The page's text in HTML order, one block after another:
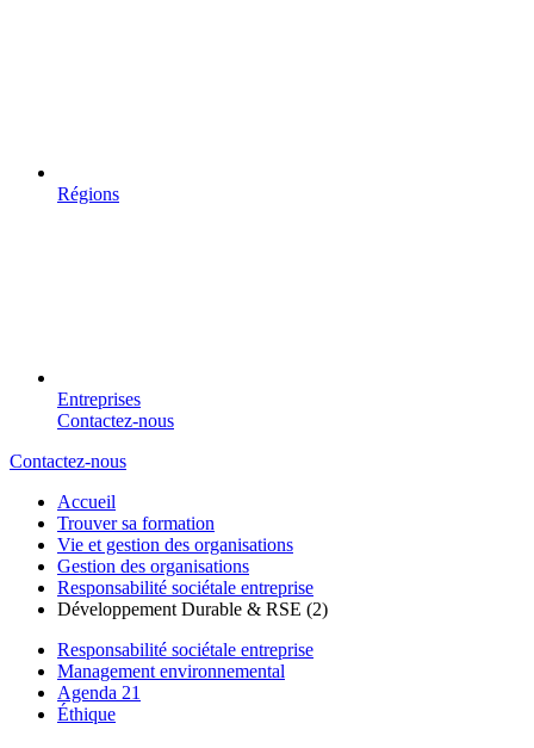
Régions
Entreprises
Contactez-nous
Contactez-nous
Accueil
Trouver sa formation
Vie et gestion des organisations
Gestion des organisations
Responsabilité sociétale entreprise
Développement Durable & RSE (2)
Responsabilité sociétale entreprise
Management environnemental
Agenda 21
Éthique